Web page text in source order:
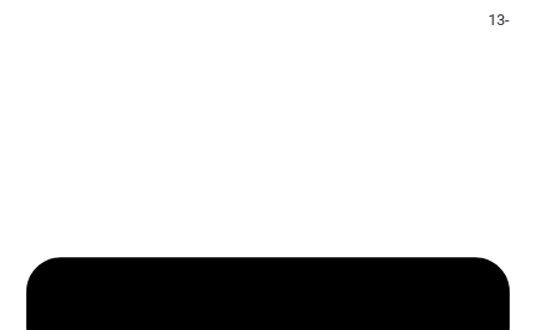
-13